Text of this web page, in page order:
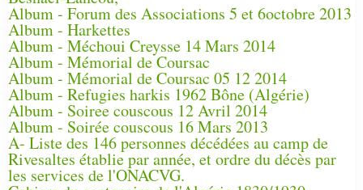
Album - Forum des Associations 5 et 6octobre 2013
Album - Harkettes
Album - Méchoui Creysse 14 Mars 2014
Album - Mémorial de Coursac
Album - Mémorial de Coursac 05 12 2014
Album - Refugies harkis 1962 Bône (Algérie)
Album - Soiree couscous 12 Avril 2014
Album - Soirée couscous 16 Mars 2013
A- Liste des 146 personnes décédées au camp de
Rivesaltes établie par année, et ordre du décès par
les services de l'ONACVG.